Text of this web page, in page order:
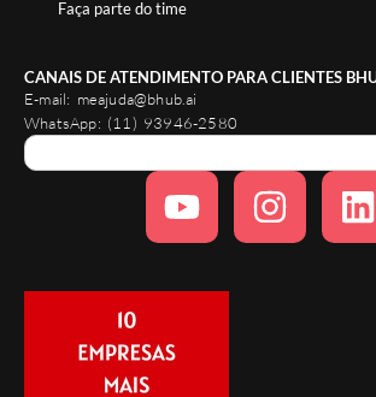
Faça parte do time
CANAIS DE ATENDIMENTO PARA CLIENTES
E-mail: meajuda@bhub.ai
WhatsApp: (11) 93946-2580